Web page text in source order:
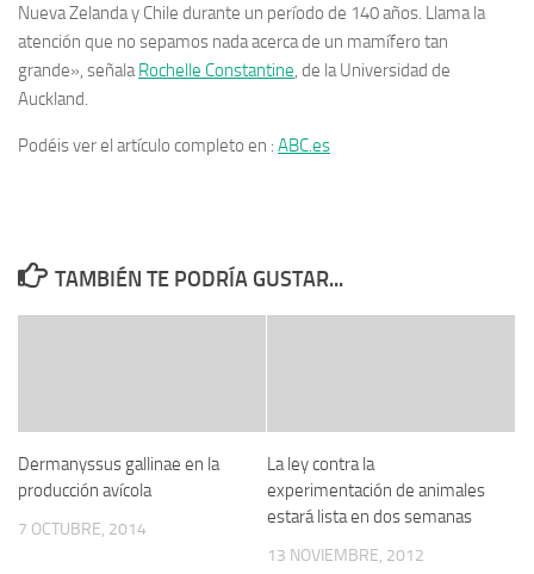
Nueva Zelanda y Chile durante un período de 140 años. Llama la
atención que no sepamos nada acerca de un mamífero tan
grande», señalaRochelle Constantine, de la Universidad de
Auckland.
Podéis ver el artículo completo en : ABC.es
TAMBIÉN TE PODRÍA GUSTAR...
Dermanyssus gallinae en la
producción avícola
7 OCTUBRE, 2014
La ley contra la
experimentación de animales
estará lista en dos semanas
13 NOVIEMBRE, 2012